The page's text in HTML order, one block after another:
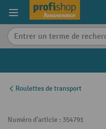
content
Roulettes de transport
Numéro d'article : 354791